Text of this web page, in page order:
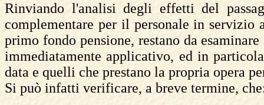
Rinviando l'analisi degli effetti del
complementare per il personale in
primo fondo pensione, restano da
immediatamente applicativo, ed in
data e quelli che prestano la propria opera
Si può infatti verificare, a breve termine,